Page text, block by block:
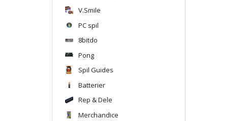
V.Smile
PC spil
8bitdo
Pong
Spil Guides
Batterier
Rep & Dele
Merchandice